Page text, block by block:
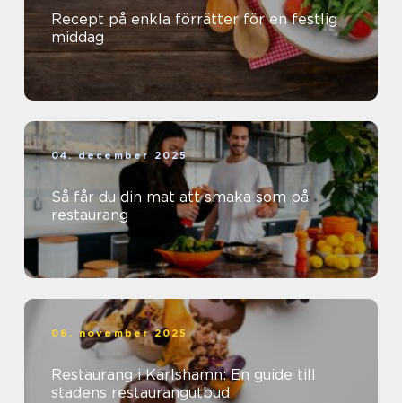
Recept på enkla förrätter för en festlig
middag
04. december 2025
Så får du din mat att smaka som på
restaurang
06. november 2025
Restaurang i Karlshamn: En guide till
stadens restaurangutbud